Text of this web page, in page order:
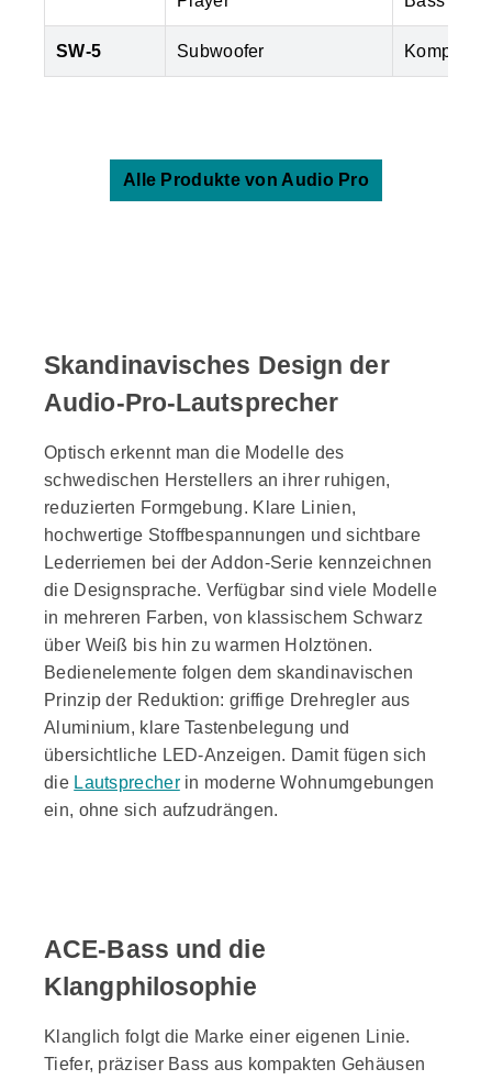
SW-5 Subwoofer
Alle Produkte von Audio Pro
Skandinavisches Design der
Audio-Pro-Lautsprecher
Optisch erkennt man die Modelle des
schwedischen Herstellers an ihrer ruhigen,
reduzierten Formgebung. Klare Linien,
hochwertige Stoffbespannungen und sichtbare
Lederriemen bei der Addon-Serie kennzeichnen
die Designsprache. Verfügbar sind viele Modelle
in mehreren Farben, von klassischem Schwarz
über Weiß bis hin zu warmen Holztönen.
Bedienelemente folgen dem skandinavischen
Prinzip der Reduktion: griffige Drehregler aus
Aluminium, klare Tastenbelegung und
übersichtliche LED-Anzeigen. Damit fügen sich
die Lautsprecherin moderne Wohnumgebungen
ein, ohne sich aufzudrängen.
ACE-Bass und die
Klangphilosophie
Klanglich folgt die Marke einer eigenen Linie.
Tiefer, präziser Bass aus kompakten Gehäusen